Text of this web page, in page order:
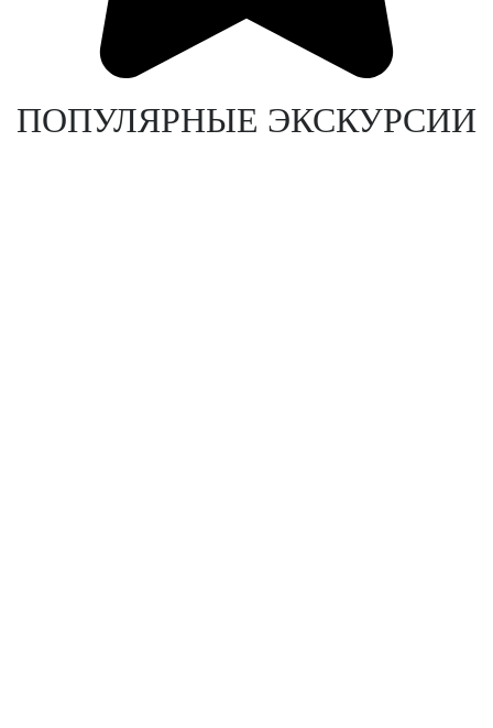
ПОПУЛЯРНЫЕ ЭКСКУРСИИ